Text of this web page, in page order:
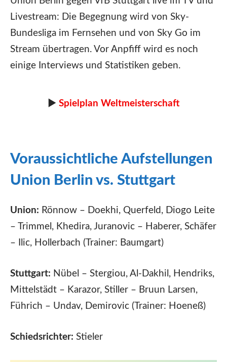
Livestream: Die Begegnung wird von Sky-
Bundesliga im Fernsehen und von Sky Go im
Stream übertragen. Vor Anpfiff wird es noch
einige Interviews und Statistiken geben.
► Spielplan Weltmeisterschaft
Voraussichtliche Aufstellungen
Union Berlin vs. Stuttgart
Union: Rönnow – Doekhi, Querfeld, Diogo Leite
– Trimmel, Khedira, Juranovic – Haberer, Schäfer
– Ilic, Hollerbach (Trainer: Baumgart)
Stuttgart: Nübel – Stergiou, Al-Dakhil, Hendriks,
Mittelstädt – Karazor, Stiller – Bruun Larsen,
Führich – Undav, Demirovic (Trainer: Hoeneß)
Schiedsrichter: Stieler